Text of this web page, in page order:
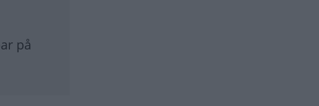
på